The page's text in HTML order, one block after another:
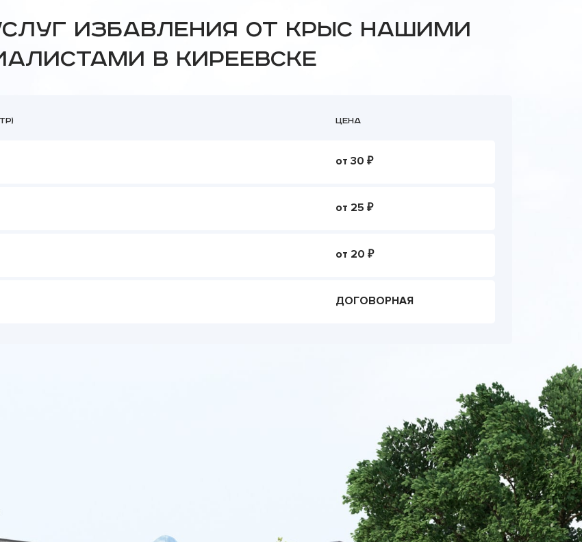
избавления от крыс нашими
в Киреевске
Цена
от 30 ₽
от 25 ₽
от 20 ₽
ДОГОВОРНАЯ